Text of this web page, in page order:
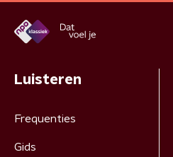
Luisteren
Frequenties
Gids